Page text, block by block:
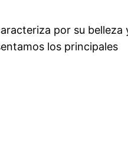
por su belleza
los principales